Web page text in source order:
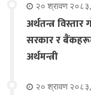
२० श्रावण २०८३,
अर्थतन्त्र
सरकार र
अर्थमन्त्री
२० श्रावण २०८३,